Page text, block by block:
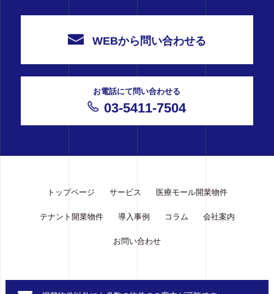
WEBから問い合わせる
お電話にて問い合わせる
03-5411-7504
トップページ サービス 医療モール開業物件
テナント開業物件 導入事例 コラム 会社案内
お問い合わせ